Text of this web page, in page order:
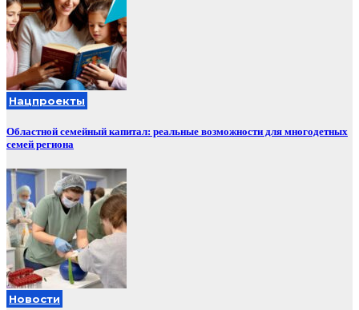
Нацпроекты
Областной семейный капитал: реальные возможности для многодетных
семей региона
Новости